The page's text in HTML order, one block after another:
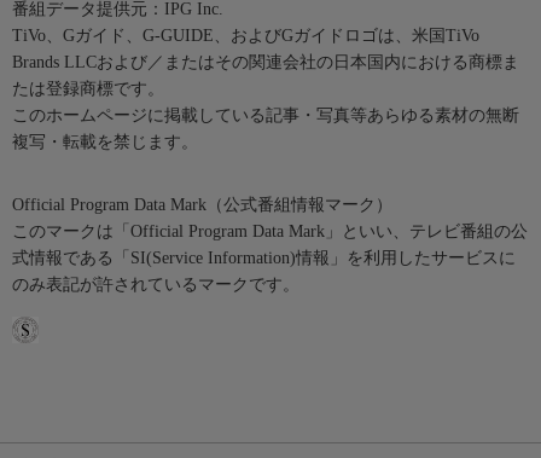
番組データ提供元：IPG Inc.
TiVo、Gガイド、G-GUIDE、およびGガイドロゴは、米国TiVo
Brands LLCおよび／またはその関連会社の日本国内における商標ま
たは登録商標です。
このホームページに掲載している記事・写真等あらゆる素材の無断
複写・転載を禁じます。
Official Program Data Mark（公式番組情報マーク）
このマークは「Official Program Data Mark」といい、テレビ番組の公
式情報である「SI(Service Information)情報」を利用したサービスに
のみ表記が許されているマークです。